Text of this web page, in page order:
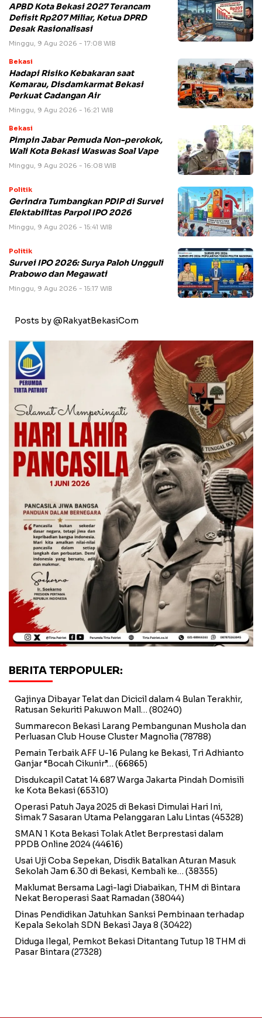
APBD Kota Bekasi 2027 Terancam
Defisit Rp207 Miliar, Ketua DPRD
Desak Rasionalisasi
Minggu, 9 Agu 2026 - 17:08 WIB
Bekasi
Hadapi Risiko Kebakaran saat
Kemarau, Disdamkarmat Bekasi
Perkuat Cadangan Air
Minggu, 9 Agu 2026 - 16:21 WIB
Bekasi
Pimpin Jabar Pemuda Non-perokok,
Wali Kota Bekasi Waswas Soal Vape
Minggu, 9 Agu 2026 - 16:08 WIB
Politik
Gerindra Tumbangkan PDIP di Survei
Elektabilitas Parpol IPO 2026
Minggu, 9 Agu 2026 - 15:41 WIB
Politik
Survei IPO 2026: Surya Paloh Ungguli
Prabowo dan Megawati
Minggu, 9 Agu 2026 - 15:17 WIB
Posts by @RakyatBekasiCom
BERITA TERPOPULER:
Gajinya Dibayar Telat dan Dicicil dalam 4 Bulan Terakhir,
Ratusan Sekuriti Pakuwon Mall… (80240)
Summarecon Bekasi Larang Pembangunan Mushola dan
Perluasan Club House Cluster Magnolia (78788)
Pemain Terbaik AFF U-16 Pulang ke Bekasi, Tri Adhianto
Ganjar “Bocah Cikunir”… (66865)
Disdukcapil Catat 14.687 Warga Jakarta Pindah Domisili
ke Kota Bekasi(65310)
Operasi Patuh Jaya 2025 di Bekasi Dimulai Hari Ini,
Simak 7 Sasaran Utama Pelanggaran Lalu Lintas (45328)
SMAN 1 Kota Bekasi Tolak Atlet Berprestasi dalam
PPDB Online 2024(44616)
Usai Uji Coba Sepekan, Disdik Batalkan Aturan Masuk
Sekolah Jam 6.30 di Bekasi, Kembali ke… (38355)
Maklumat Bersama Lagi-lagi Diabaikan, THM di Bintara
Nekat Beroperasi Saat Ramadan (38044)
Dinas Pendidikan Jatuhkan Sanksi Pembinaan terhadap
Kepala Sekolah SDN Bekasi Jaya 8 (30422)
Diduga Ilegal, Pemkot Bekasi Ditantang Tutup 18 THM di
Pasar Bintara (27328)